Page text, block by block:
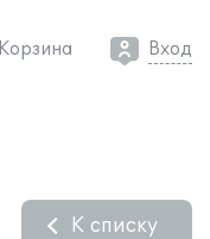
Корзина Вход
К списку